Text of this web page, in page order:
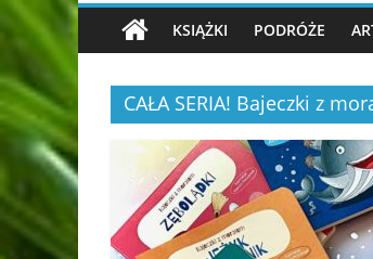
KSIĄŻKI PODRÓŻE
CAŁA SERIA! Bajeczki z